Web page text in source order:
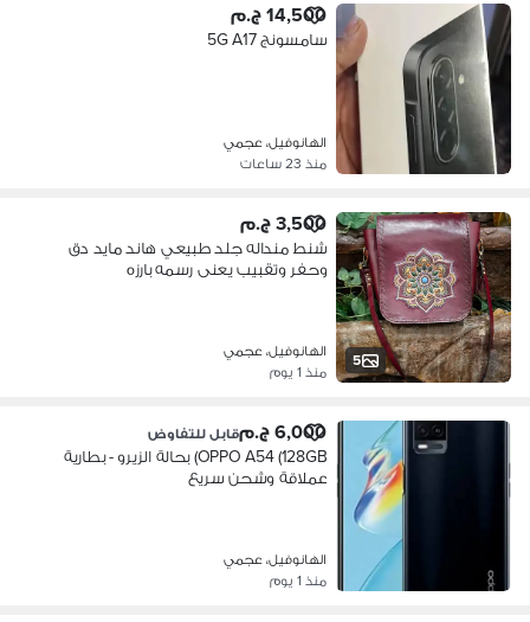
14,500 ج.م
سامسونج 5G A17
الهانوفيل، عجمي
منذ 23 ساعات
5
3,500 ج.م
شنط منداله جلد طبيعي هاند مايد دق
وحفر وتقبيب يعنى رسمه بارزه
الهانوفيل، عجمي
منذ 1 يوم
6,000 ج.م قابل للتفاوض
OPPO A54 (128GB) بحالة الزيرو - بطارية
عملاقة وشحن سريع
الهانوفيل، عجمي
منذ 1 يوم